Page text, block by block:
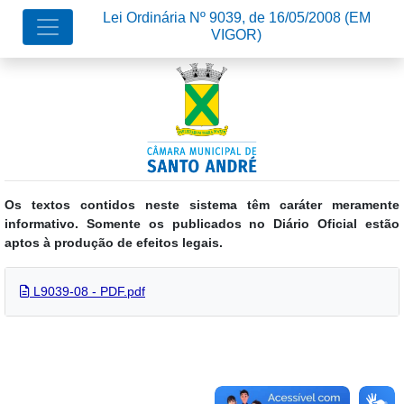
Os textos contidos neste sistema têm caráter meramente
informativo. Somente os publicados no Diário Oficial estão
aptos à produção de efeitos legais.
Lei Ordinária Nº 9039, de 16/05/2008 (EM
VIGOR)
L9039-08 - PDF.pdf